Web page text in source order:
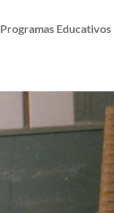
Programas Educativos